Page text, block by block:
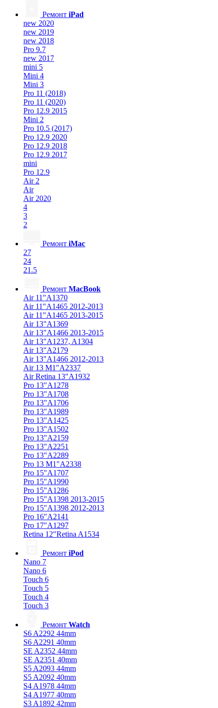
Ремонт iPad
new 2020
new 2019
new 2018
Pro 9.7
new 2017
mini 5
Mini 4
Mini 3
Pro 11 (2018)
Pro 11 (2020)
Pro 12.9 2015
Mini 2
Pro 10.5 (2017)
Pro 12.9 2020
Pro 12.9 2018
Pro 12.9 2017
mini
Pro 12.9
Air 2
Air
Air 2020
4
3
2
Ремонт iMac
27
24
21.5
Ремонт MacBook
Air 11"A1370
Air 11"A1465 2012-2013
Air 11"A1465 2013-2015
Air 13"A1369
Air 13"A1466 2013-2015
Air 13"A1237, A1304
Air 13"A2179
Air 13"A1466 2012-2013
Air 13 M1"A2337
Air Retina 13″A1932
Pro 13"A1278
Pro 13"A1708
Pro 13"A1706
Pro 13"A1989
Pro 13"A1425
Pro 13"A1502
Pro 13"A2159
Pro 13"A2251
Pro 13"A2289
Pro 13 M1"A2338
Pro 15"A1707
Pro 15"A1990
Pro 15"A1286
Pro 15"A1398 2013-2015
Pro 15"A1398 2012-2013
Pro 16"A2141
Pro 17"A1297
Retina 12"Retina A1534
Ремонт iPod
Nano 7
Nano 6
Touch 6
Touch 5
Touch 4
Touch 3
Ремонт Watch
S6 A2292 44mm
S6 A2291 40mm
SE A2352 44mm
SE A2351 40mm
S5 A2093 44mm
S5 A2092 40mm
S4 A1978 44mm
S4 A1977 40mm
S3 A1892 42mm